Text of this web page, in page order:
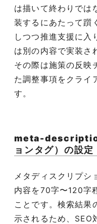
は描いて終わりでは
装するにあたって躓
しつつ推進支援に入
は別の内容で実装さ
その際は施策の反映
た調整事項をクライ
す。
meta-
ョンタグ）の設定
メタディスクリプシ
内容を70字〜120字
ことです。検索結果
示されるため、 SEO